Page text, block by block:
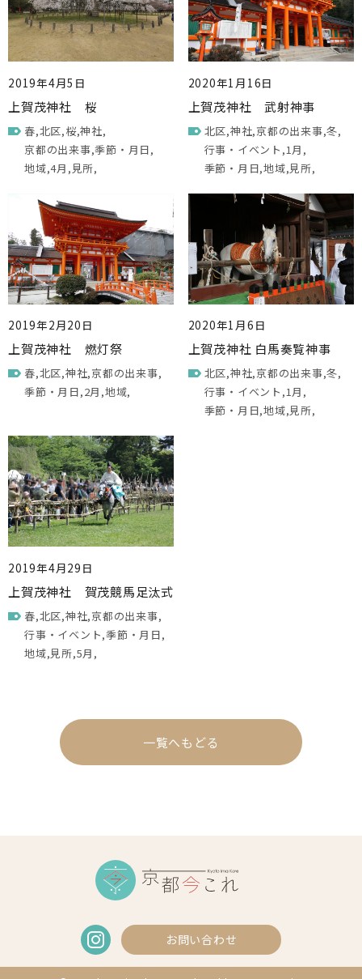
2019年4月5日
上賀茂神社 桜
春 北区 桜 神社
京都の出来事 季節・月日
地域 4月 見所
2020年1月16日
上賀茂神社 武射神事
北区 神社 京都の出来事 冬
行事・イベント 1月
季節・月日 地域 見所
2019年2月20日
上賀茂神社 燃灯祭
春 北区 神社 京都の出来事
季節・月日 2月 地域
2020年1月6日
上賀茂神社 白馬奏覧神事
北区 神社 京都の出来事 冬
行事・イベント 1月
季節・月日 地域 見所
2019年4月29日
上賀茂神社 賀茂競馬足汰式
春 北区 神社 京都の出来事
行事・イベント 季節・月日
地域 見所 5月
一覧へもどる
お問い合わせ